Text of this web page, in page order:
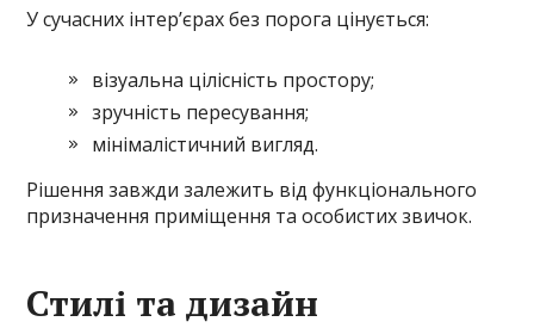
У сучасних інтер’єрах без порога цінується:
візуальна цілісність простору;
зручність пересування;
мінімалістичний вигляд.
Рішення завжди залежить від функціонального
призначення приміщення та особистих звичок.
Стилі та дизайн